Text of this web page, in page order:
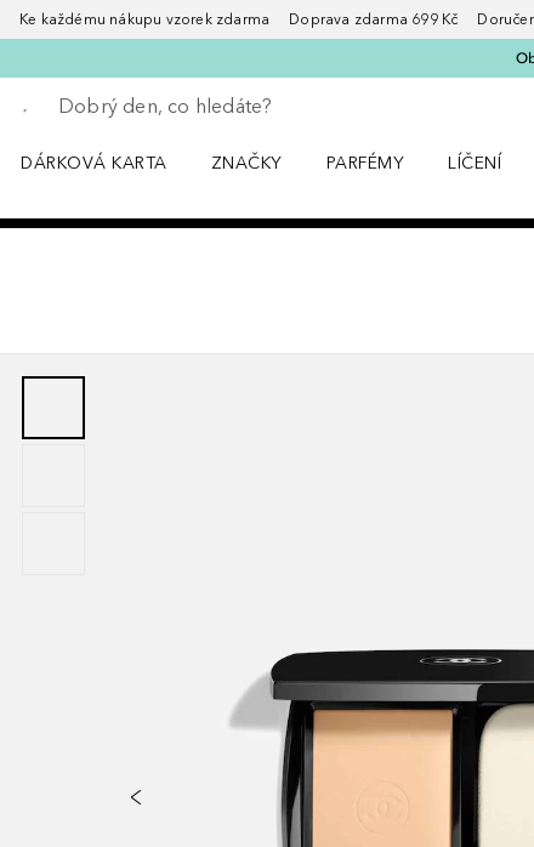
Ke každému nákupu vzorek zdarma Doprava zdarma 699 Kč
Vraťte se
Proveďte vyhledávání
DÁRKOVÁ KARTA
ZNAČKY
PARFÉMY
LÍČENÍ